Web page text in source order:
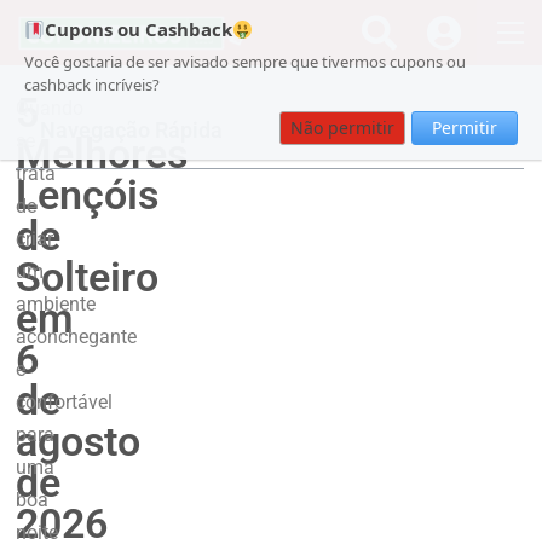
Cupons ou Cashback
Você gostaria de ser avisado sempre que tivermos cupons ou
cashback incríveis?
Não permitir Permitir
Melhores
Lençóis
de
Solteiro
em
6
de
agosto
de
2026
trata
de
criar
um
ambiente
aconchegante
e
confortável
para
uma
boa
noite